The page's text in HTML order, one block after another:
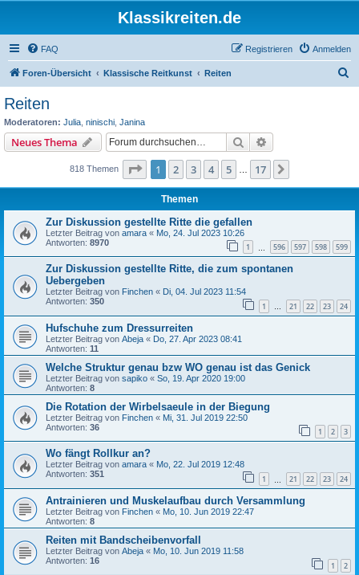
Klassikreiten.de
FAQ Anmelden
Registrieren
Foren-Übersicht Klassische Reitkunst Reiten
Reiten
Moderatoren: Julia ninischi Janina
Neues Thema Suche
818 Themen Seite 1von 17
1 2 3 4 5 17
Themen
Zur Diskussion gestellte Ritte die gefallen
Letzter Beitrag von amara « Mo, 24. Jul 2023 10:26
Antworten: 8970 1 596 597 598 599
Zur Diskussion gestellte Ritte, die zum spontanen
Uebergeben
Letzter Beitrag von Finchen « Di, 04. Jul 2023 11:54
Antworten: 350 1 … 21 22 23 24
Hufschuhe zum Dressurreiten
Letzter Beitrag von Abeja « Do, 27. Apr 2023 08:41
Antworten: 11
Welche Struktur genau bzw WO genau ist das Genick
Letzter Beitrag von sapiko « So, 19. Apr 2020 19:00
Antworten: 8
Die Rotation der Wirbelsaeule in der Biegung
Letzter Beitrag von Finchen « Mi, 31. Jul 2019 22:50
Antworten: 36 1 2 3
Wo fängt Rollkur an?
Letzter Beitrag von amara « Mo, 22. Jul 2019 12:48
Antworten: 351 1 21 22 23 24
Antrainieren und Muskelaufbau durch Versammlung
Letzter Beitrag von Finchen « Mo, 10. Jun 2019 22:47
Antworten: 8
Reiten mit Bandscheibenvorfall
Letzter Beitrag von Abeja « Mo, 10. Jun 2019 11:58
Antworten: 16 1 2